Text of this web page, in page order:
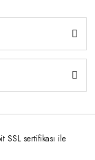
SSL sertifikası ile